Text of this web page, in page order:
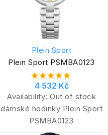
Plein Sport
Plein Sport PSMBA0123
4 532 Kč
Availability: Out of stock
dámské hodinky Plein Sport
PSMBA0123